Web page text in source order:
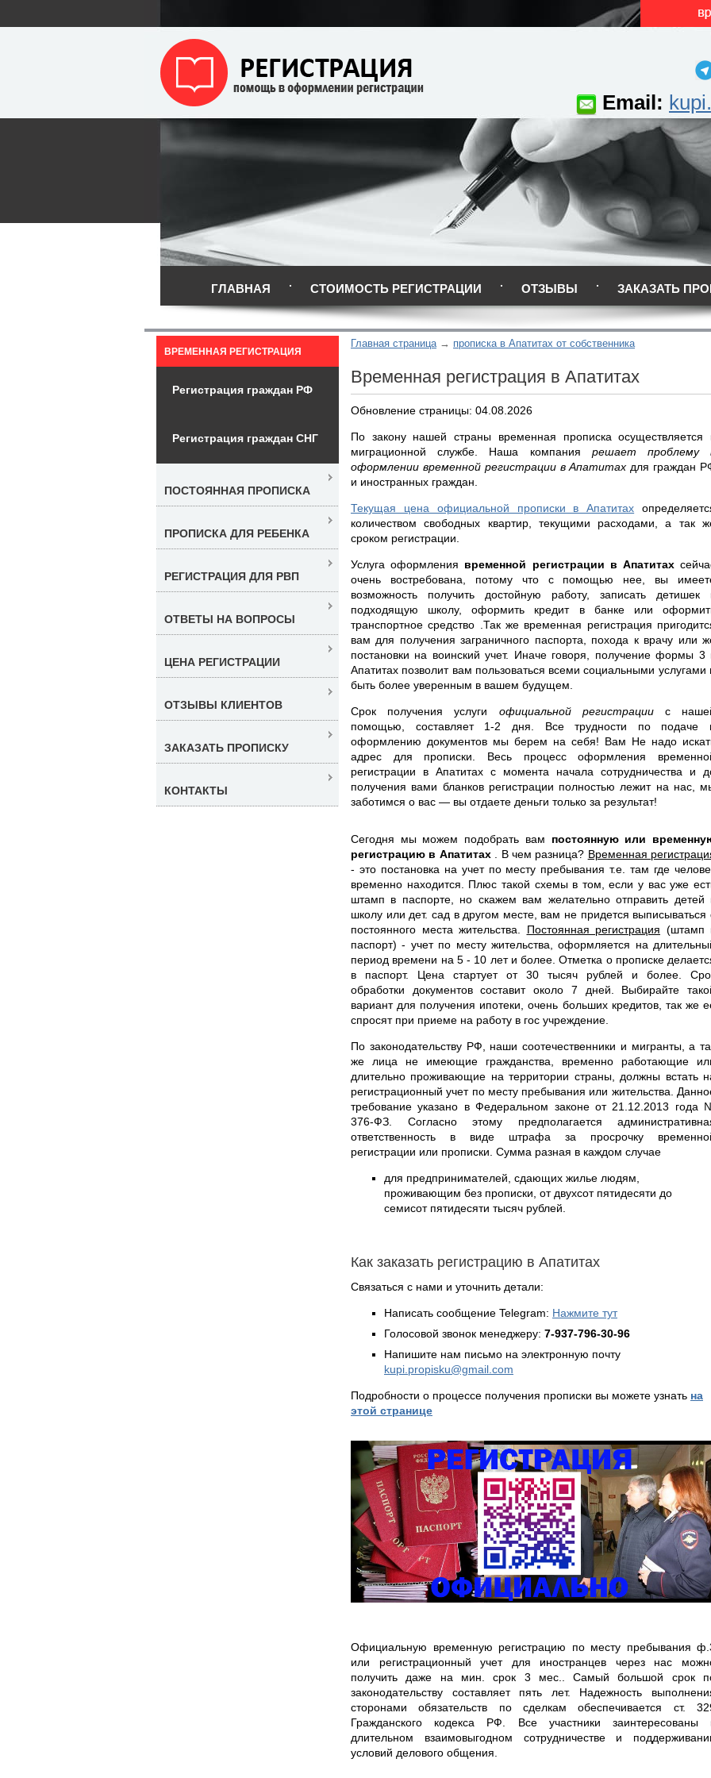
Email:
ГЛАВНАЯ СТОИМОСТЬ РЕГИСТРАЦИИ ОТЗЫВЫ ЗАКАЗАТЬ
Главная страница прописка в Апатитах от собственника
Временная регистрация в Апатитах
Обновление страницы: 04.08.2026
По закону нашей страны временная прописка осуществляется
миграционной службе. Наша компания решает проблему
оформлении временной регистрации в Апатитах для граждан
и иностранных граждан.
Текущая цена официальной прописки в Апатитах
количеством свободных квартир, текущими расходами, а так
сроком регистрации.
Услуга оформления временной регистрации в Апатитах
очень востребована, потому что с помощью нее, вы
возможность получить достойную работу, записать детишек
подходящую школу, оформить кредит в банке или
транспортное средство .Так же временная регистрация
вам для получения заграничного паспорта, похода к врачу или
постановки на воинский учет. Иначе говоря, получение формы 3
Апатитах позволит вам пользоваться всеми социальными услугами
быть более уверенным в вашем будущем.
Срок получения услуги официальной регистрации с
помощью, составляет 1-2 дня. Все трудности по подаче
оформлению документов мы берем на себя! Вам Не надо
адрес для прописки. Весь процесс оформления
регистрации в Апатитах с момента начала сотрудничества и
получения вами бланков регистрации полностью лежит на нас,
заботимся о вас — вы отдаете деньги только за результат!
Сегодня мы можем подобрать вам постоянную или
регистрацию в Апатитах
. В чем разница? Временная
- это постановка на учет по месту пребывания т.е. там где
временно находится. Плюс такой схемы в том, если у вас уже
штамп в паспорте, но скажем вам желательно отправить детей
школу или дет. сад в другом месте, вам не придется выписываться
постоянного места жительства. Постоянная регистрация (штамп
паспорт) - учет по месту жительства, оформляется на
период времени на 5 - 10 лет и более. Отметка о прописке
в паспорт. Цена стартует от 30 тысяч рублей и более.
обработки документов составит около 7 дней. Выбирайте
вариант для получения ипотеки, очень больших кредитов, так же
спросят при приеме на работу в гос учреждение.
По законодательству РФ, наши соотечественники и мигранты, а
же лица не имеющие гражданства, временно работающие
длительно проживающие на территории страны, должны встать
регистрационный учет по месту пребывания или жительства.
требование указано в Федеральном законе от 21.12.2013 года
376-ФЗ. Согласно этому предполагается
ответственность в виде штрафа за просрочку
регистрации или прописки. Сумма разная в каждом случае
для предпринимателей, сдающих жилье людям,
проживающим без прописки, от двухсот пятидесяти до
семисот пятидесяти тысяч рублей.
Как заказать регистрацию в Апатитах
Связаться с нами и уточнить детали:
Написать сообщение Telegram: Нажмите тут
Голосовой звонок менеджеру: 7-937-796-30-96
Напишите нам письмо на электронную почту
kupi.propisku@gmail.com
Подробности о процессе получения прописки вы можете узнать на
этой странице
Официальную временную регистрацию по месту пребывания
или регистрационный учет для иностранцев через нас
получить даже на мин. срок 3 мес.. Самый большой срок
законодательству составляет пять лет. Надежность
сторонами обязательств по сделкам обеспечивается ст.
Гражданского кодекса РФ. Все участники заинтересованы
длительном взаимовыгодном сотрудничестве и
условий делового общения.
ВРЕМЕННАЯ РЕГИСТРАЦИЯ
Регистрация граждан РФ
Регистрация граждан СНГ
ПОСТОЯННАЯ ПРОПИСКА
ПРОПИСКА ДЛЯ РЕБЕНКА
РЕГИСТРАЦИЯ ДЛЯ РВП
ОТВЕТЫ НА ВОПРОСЫ
ЦЕНА РЕГИСТРАЦИИ
ОТЗЫВЫ КЛИЕНТОВ
ЗАКАЗАТЬ ПРОПИСКУ
КОНТАКТЫ